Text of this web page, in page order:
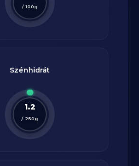
/ 100g
Szénhidrát
1.2
/ 250g